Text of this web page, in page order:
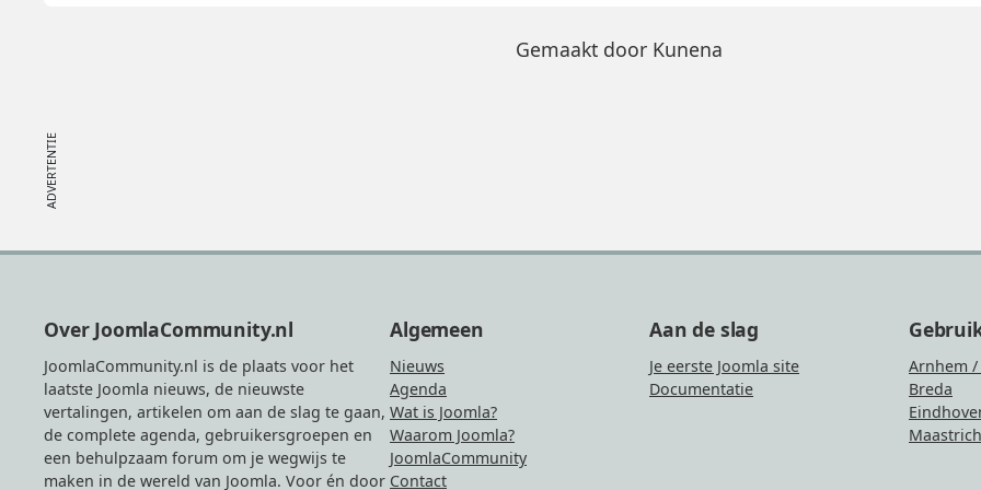
Gemaakt door Kunena
Over JoomlaCommunity.nl
JoomlaCommunity.nl is de plaats voor het
laatste Joomla nieuws, de nieuwste
vertalingen, artikelen om aan de slag te gaan,
de complete agenda, gebruikersgroepen en
een behulpzaam forum om je wegwijs te
maken in de wereld van Joomla. Voor én door
Algemeen
Nieuws
Agenda
Wat is Joomla?
Waarom Joomla?
JoomlaCommunity
Contact
Aan de slag
Je eerste Joomla site
Documentatie
Arnhem
Breda